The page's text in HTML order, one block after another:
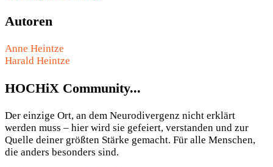
Autoren
Anne Heintze
Harald Heintze
HOCHiX Community...
Der einzige Ort, an dem Neurodivergenz nicht erklärt
werden muss – hier wird sie gefeiert, verstanden und zur
Quelle deiner größten Stärke gemacht. Für alle Menschen,
die anders besonders sind.